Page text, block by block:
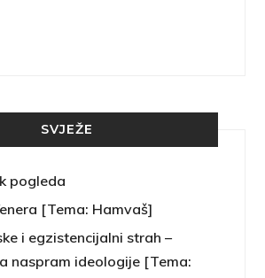
SVJEŽE
pogleda
[Tema: Hamvaš]
i egzistencijalni strah –
naspram ideologije [Tema: